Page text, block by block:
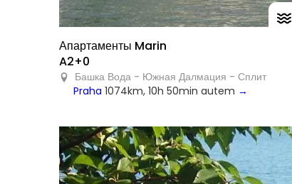
Апартаменты Marin
A2+0
Башка Вода - Южная Далмация - Сплит
Praha 1074km, 10h 50min autem →